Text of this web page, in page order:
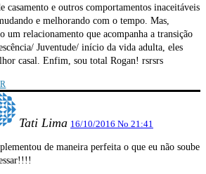
casamento e outros comportamentos inaceitáveis
e melhorando com o tempo. Mas,
um relacionamento que acompanha a transição
Juventude/ início da vida adulta, eles
casal. Enfim, sou total Rogan! rsrsrs
Tati Lima 16/10/2016 No 21:41
de maneira perfeita o que eu não soube